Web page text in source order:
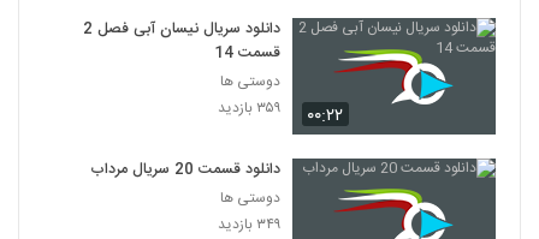
22
سریال Friends فصل اول قسمت 22
۱,۳۴۰ بازدید
سریال Friends فصل اول قسمت 23
۲۰۶ بازدید
۰۰:۲۲
دانلود سریال نیسان آبی فصل 2
قسمت 14
دوستی ها
۳۵۹ بازدید
دانلود قسمت 20 سریال مرداب
دوستی ها
۳۴۹ بازدید